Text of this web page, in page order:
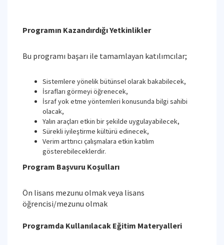
Programın Kazandırdığı Yetkinlikler
Bu programı başarı ile tamamlayan katılımcılar;
Sistemlere yönelik bütünsel olarak bakabilecek,
İsrafları görmeyi öğrenecek,
İsraf yok etme yöntemleri konusunda bilgi sahibi
olacak,
Yalın araçları etkin bir şekilde uygulayabilecek,
Sürekli iyileştirme kültürü edinecek,
Verim arttırıcı çalışmalara etkin katılım
gösterebileceklerdir.
Program Başvuru Koşulları
Ön lisans mezunu olmak veya lisans
öğrencisi/mezunu olmak
Programda Kullanılacak Eğitim Materyalleri